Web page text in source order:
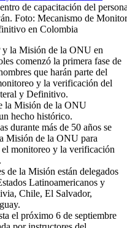
de capacitación del
Foto: Mecanismo de
en Colombia
la Misión de la ONU en
comenzó la primera fase de
que harán parte del
y la verificación del
y Definitivo.
la Misión de la ONU
hecho histórico.
durante más de 50 años se
Misión de la ONU para
el monitoreo y la verificación
de la Misión están delegados
Latinoamericanos y
Chile, El Salvador,
el próximo 6 de septiembre